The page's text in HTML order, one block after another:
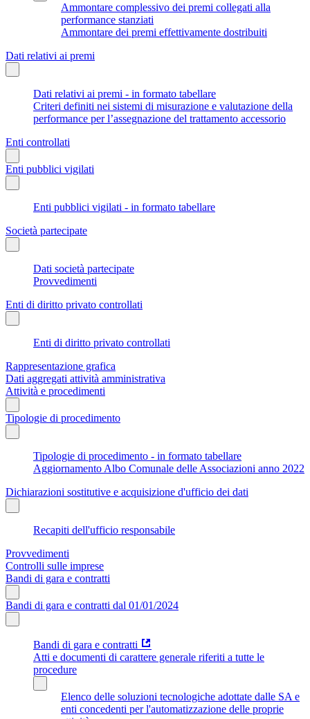
Ammontare complessivo dei premi collegati alla
performance stanziati
Ammontare dei premi effettivamente dostribuiti
Dati relativi ai premi
Dati relativi ai premi - in formato tabellare
Criteri definiti nei sistemi di misurazione e valutazione della
performance per l’assegnazione del trattamento accessorio
Enti controllati
Enti pubblici vigilati
Enti pubblici vigilati - in formato tabellare
Società partecipate
Dati società partecipate
Provvedimenti
Enti di diritto privato controllati
Enti di diritto privato controllati
Rappresentazione grafica
Dati aggregati attività amministrativa
Attività e procedimenti
Tipologie di procedimento
Tipologie di procedimento - in formato tabellare
Aggiornamento Albo Comunale delle Associazioni anno 2022
Dichiarazioni sostitutive e acquisizione d'ufficio dei dati
Recapiti dell'ufficio responsabile
Provvedimenti
Controlli sulle imprese
Bandi di gara e contratti
Bandi di gara e contratti dal 01/01/2024
Bandi di gara e contratti
Atti e documenti di carattere generale riferiti a tutte le
procedure
Elenco delle soluzioni tecnologiche adottate dalle SA e
enti concedenti per l'automatizzazione delle proprie